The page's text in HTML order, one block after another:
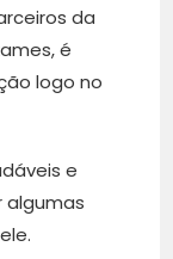
da
é
logo no
e
algumas